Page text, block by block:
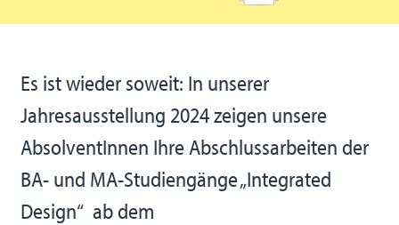
Es ist wieder soweit: In unserer
Jahresausstellung 2024 zeigen unsere
AbsolventInnen Ihre Abschlussarbeiten der
BA- und MA-Studiengänge „Integrated
Design“ ab dem